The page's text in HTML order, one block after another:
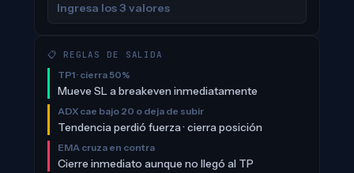
Ingresa los 3 valores
📋 REGLAS DE SALIDA
TP1 · cierra 50%
Mueve SL a breakeven inmediatamente
ADX cae bajo 20 o deja de subir
Tendencia perdió fuerza · cierra posición
EMA cruza en contra
Cierre inmediato aunque no llegó al TP